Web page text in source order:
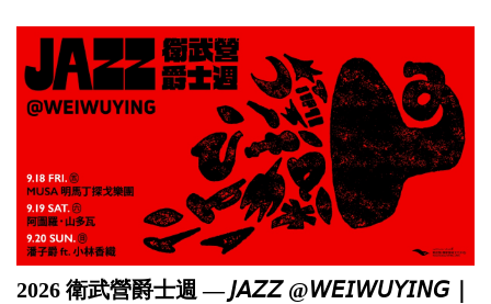
2026 衛武營爵士週 — 𝘑𝘈𝘡𝘡 @𝘞𝘌𝘐𝘞𝘜𝘠𝘐𝘕𝘎｜